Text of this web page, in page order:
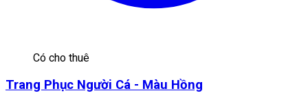
Có cho thuê
Trang Phục Người Cá - Màu Hồng